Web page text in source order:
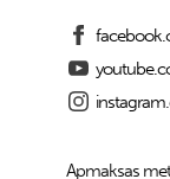
Apmaksas